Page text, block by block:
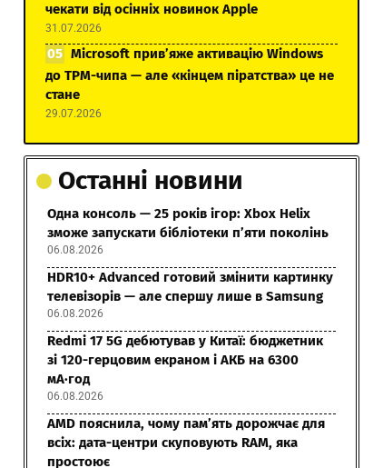
чекати від осінніх новинок Apple
31.07.2026
Microsoft прив’яже активацію Windows
до TPM-чипа — але «кінцем піратства» це не
стане
29.07.2026
Останні новини
Одна консоль — 25 років ігор: Xbox Helix
зможе запускати бібліотеки п’яти поколінь
06.08.2026
HDR10+ Advanced готовий змінити картинку
телевізорів — але спершу лише в Samsung
06.08.2026
Redmi 17 5G дебютував у Китаї: бюджетник
зі 120-герцовим екраном і АКБ на 6300
мА·год
06.08.2026
AMD пояснила, чому пам’ять дорожчає для
всіх: дата-центри скуповують RAM, яка
простоює